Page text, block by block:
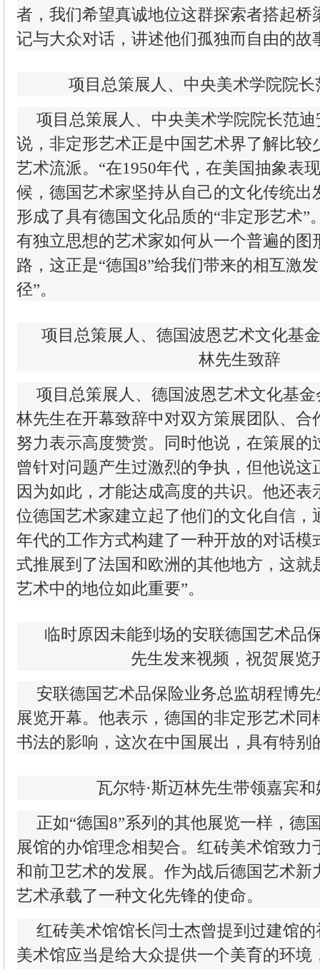
者，我们希望真诚地位这群探索者搭起桥
记与大众对话，讲述他们孤独而自由的故
项目总策展人、中央美术学院院
项目总策展人、中央美术学院院长范
说，非定形艺术正是中国艺术界了解比较
艺术流派。“在1950年代，在美国抽象表
候，德国艺术家坚持从自己的文化传统出
形成了具有德国文化品质的“非定形艺术”
有独立思想的艺术家如何从一个普遍的图
路，这正是“德国8”给我们带来的相互激
径”。
项目总策展人、德国波恩艺术文化基
林先生致辞
项目总策展人、德国波恩艺术文化基
林先生在开幕致辞中对双方策展团队、合
努力表示高度赞赏。同时他说，在策展的
曾针对问题产生过激烈的争执，但他说这
因为如此，才能达成高度的共识。他还表
位德国艺术家建立起了他们的文化自信，
年代的工作方式构建了一种开放的对话模
式推展到了法国和欧洲的其他地方，这就
艺术中的地位如此重要”。
临时原因未能到场的安联德国艺术品
先生发来视频，祝贺展览
安联德国艺术品保险业务总监胡程博
展览开幕。他表示，德国的非定形艺术同
书法的影响，这次在中国展出，具有特别
瓦尔特·斯迈林先生带领嘉宾
正如“德国8”系列的其他展览一样，德
展馆的办馆理念相契合。红砖美术馆致力
和前卫艺术的发展。作为战后德国艺术新
艺术承载了一种文化先锋的使命。
红砖美术馆馆长闫士杰曾提到过建馆
美术馆应当是给大众提供一个美育的环境